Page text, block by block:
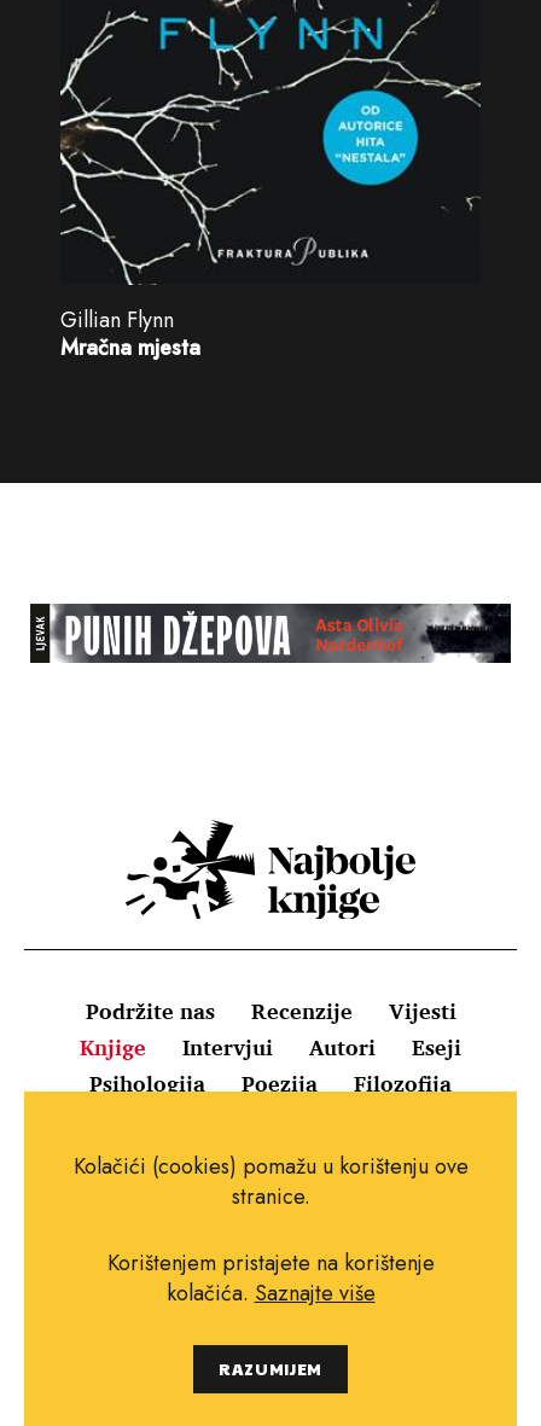
Gillian Flynn
Mračna mjesta
Podržite nas Recenzije
Vijesti
Knjige
Intervjui Autori
Eseji
Psihologija
Poezija Filozofija
Uvjeti korištenja
Pravila o kolačićima
Impressum
Copyright © 2010.-2021. najboljeknjige.com.
Kolačići (cookies) pomažu u korištenju ove
stranice.
Korištenjem pristajete na korištenje
kolačića. Saznajte više
RAZUMIJEM